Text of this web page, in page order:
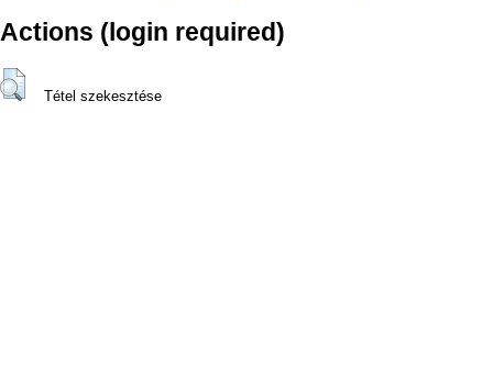
Actions (login required)
Tétel szekesztése